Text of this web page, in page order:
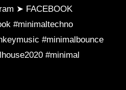
➤ FACEBOOK
#minimaltechno
#minimalbounce
#minimal